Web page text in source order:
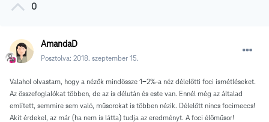
0
AmandaD
Posztolva: 2018. szeptember 15.
Valahol olvastam, hogy a nézők mindössze 1-2%-a néz délelőtti foci ismétléseket.
Az összefoglalókat többen, de az is délután és este van. Ennél még az általad
említett, semmire sem való, műsorokat is többen nézik. Délelőtt nincs focimeccs!
Akit érdekel, az már (ha nem is látta) tudja az eredményt. A foci élőműsor!